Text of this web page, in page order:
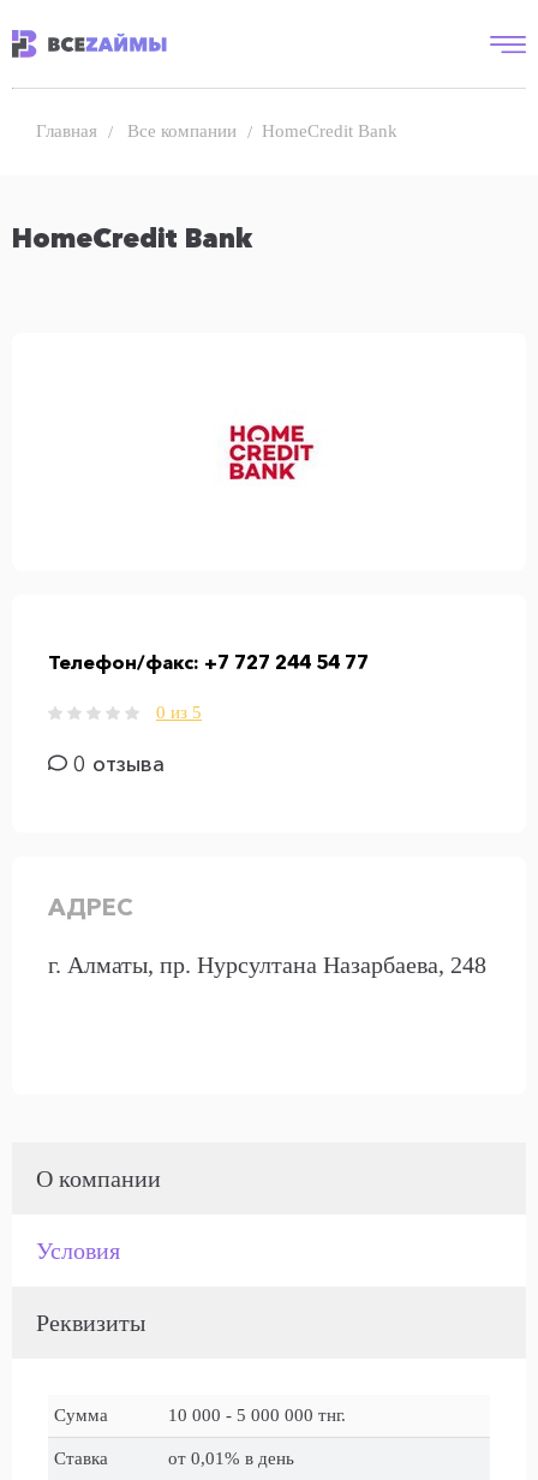
Главная Все компании HomeCredit Bank
HomeCredit Bank
Телефон/факс: +7 727 244 54 77
0 из 5
0 отзыва
АДРЕС
г. Алматы, пр. Нурсултана Назарбаева, 248
О компании
Условия
Реквизиты
Сумма 10 000 - 5 000 000 тнг.
Ставка от 0,01% в день